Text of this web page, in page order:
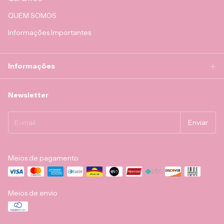
QUEM SOMOS
Informações Importantes
Informações
Newsletter
Meios de pagamento
Meios de envio